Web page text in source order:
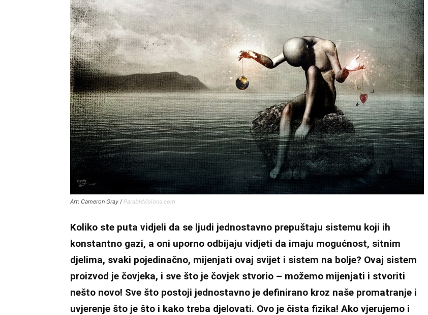
Art: Cameron Gray /ParableVisions.com
Koliko ste puta vidjeli da se ljudi jednostavno prepuštaju sistemu koji ih
konstantno gazi, a oni uporno odbijaju vidjeti da imaju mogućnost, sitnim
djelima, svaki pojedinačno, mijenjati ovaj svijet i sistem na bolje? Ovaj sistem
proizvod je čovjeka, i sve što je čovjek stvorio – možemo mijenjati i stvoriti
nešto novo! Sve što postoji jednostavno je definirano kroz naše promatranje i
uvjerenje što je što i kako treba djelovati. Ovo je čista fizika! Ako vjerujemo i